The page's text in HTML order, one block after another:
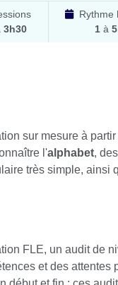
3h30
Rythme
1 à5
sur mesure à
l'alphabet, des
très simple, ainsi
FLE, un audit de
et des attentes